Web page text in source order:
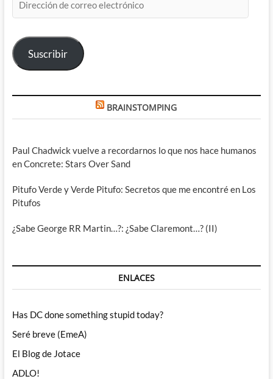
de
electrónico
Suscribir
BRAINSTOMPING
Paul Chadwick vuelve a recordarnos lo que nos hace humanos
en Concrete: Stars Over Sand
Pitufo Verde y Verde Pitufo: Secretos que me encontré en Los
Pitufos
¿Sabe George RR Martin…?: ¿Sabe Claremont…? (II)
ENLACES
Has DC done something stupid today?
Seré breve (EmeA)
El Blog de Jotace
ADLO!